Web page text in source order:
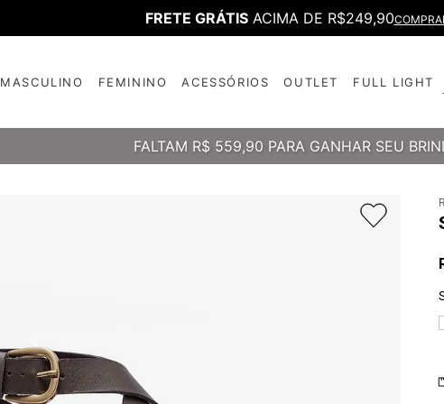
FRETE GRÁTISACIMA DE R$249,90
MASCULINO FEMININO ACESSÓRIOS OUTLET FULL LIGHT
FALTAM R$ 559,90 PARA GANHAR SEU